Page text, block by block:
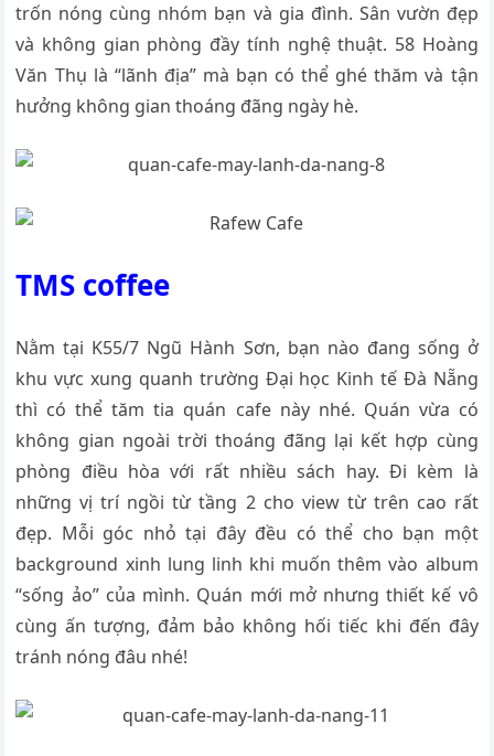
trốn nóng cùng nhóm bạn và gia đình. Sân vườn đẹp
và không gian phòng đầy tính nghệ thuật. 58 Hoàng
Văn Thụ là “lãnh địa” mà bạn có thể ghé thăm và tận
hưởng không gian thoáng đãng ngày hè.
TMS coffee
Nằm tại K55/7 Ngũ Hành Sơn, bạn nào đang sống ở
khu vực xung quanh trường Đại học Kinh tế Đà Nẵng
thì có thể tăm tia quán cafe này nhé. Quán vừa có
không gian ngoài trời thoáng đãng lại kết hợp cùng
phòng điều hòa với rất nhiều sách hay. Đi kèm là
những vị trí ngồi từ tầng 2 cho view từ trên cao rất
đẹp. Mỗi góc nhỏ tại đây đều có thể cho bạn một
background xinh lung linh khi muốn thêm vào album
“sống ảo” của mình. Quán mới mở nhưng thiết kế vô
cùng ấn tượng, đảm bảo không hối tiếc khi đến đây
tránh nóng đâu nhé!